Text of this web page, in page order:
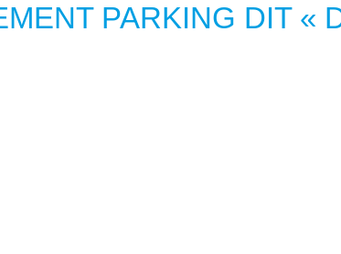
PARKING DIT «